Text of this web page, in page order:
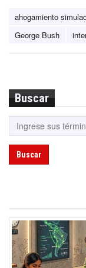
ahogamiento
George Bush
Buscar
Buscar